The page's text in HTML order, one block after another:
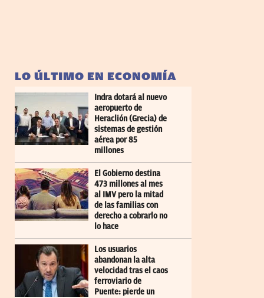
LO ÚLTIMO EN ECONOMÍA
Indra dotará al nuevo
aeropuerto de
Heraclión (Grecia) de
sistemas de gestión
aérea por 85
millones
El Gobierno destina
473 millones al mes
al IMV pero la mitad
de las familias con
derecho a cobrarlo no
lo hace
Los usuarios
abandonan la alta
velocidad tras el caos
ferroviario de
Puente: pierde un